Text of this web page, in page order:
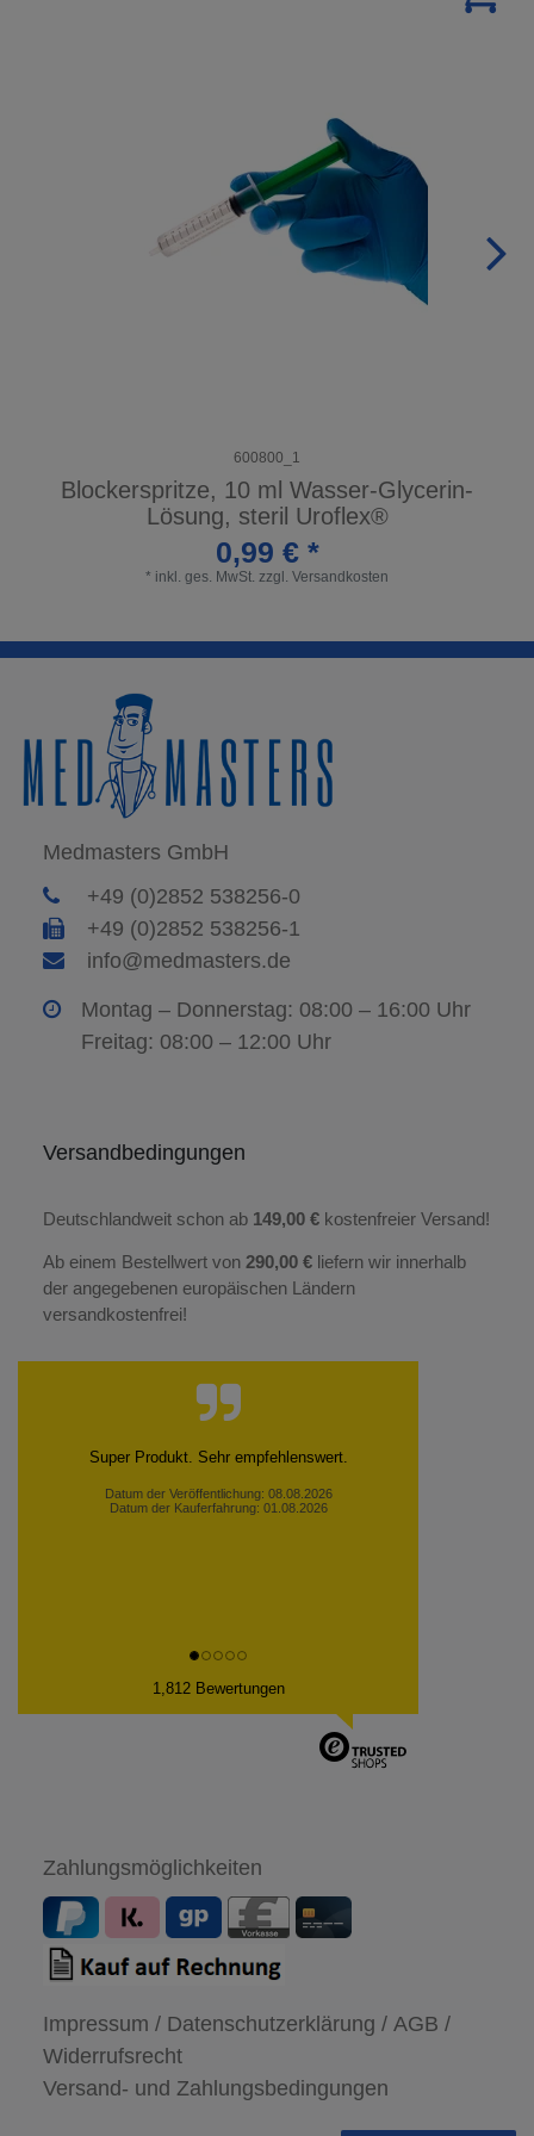
600800_1
Blockerspritze, 10 ml Wasser-Glycerin-
Lösung, steril Uroflex®
0,99 € *
* inkl. ges. MwSt. zzgl. Versandkosten
Medmasters GmbH
+49 (0)2852 538256-0
+49 (0)2852 538256-1
info@medmasters.de
Montag – Donnerstag: 08:00 – 16:00 Uhr
Freitag: 08:00 – 12:00 Uhr
Versandbedingungen
Deutschlandweit schon ab 149,00 € kostenfreier Versand!
Ab einem Bestellwert von 290,00 € liefern wir innerhalb
der angegebenen europäischen Ländern
versandkostenfrei!
Super Produkt. Sehr empfehlenswert.
Datum der Veröffentlichung: 08.08.2026
Datum der Kauferfahrung: 01.08.2026
1,812 Bewertungen
Zahlungsmöglichkeiten
Impressum / Datenschutzerklärung / AGB /
Widerrufsrecht
Versand- und Zahlungsbedingungen